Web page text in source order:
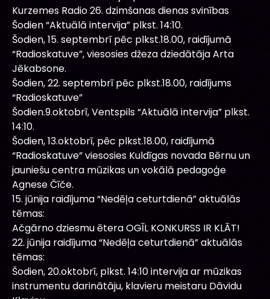
Kurzemes Radio 26. dzimšanas dienas svinības
Šodien “Aktuālā intervija” plkst. 14:10.
Šodien, 15. septembrī pēc plkst.18.00, raidījumā
“Radioskatuve”, viesosies džeza dziedātāja Arta
Jēkabsone.
Šodien, 22. septembrī pēc plkst.18.00, raidījums
“Radioskatuve”
Šodien.9.oktobrī, Ventspils “Aktuālā intervija” plkst.
14:10.
Šodien, 13.oktobrī, pēc plkst.18.00, raidījumā
“Radioskatuve” viesosies Kuldīgas novada Bērnu un
jauniešu centra mūzikas un vokālā pedagoģe
Agnese Čīče.
15. jūnija raidījuma “Nedēļa ceturtdienā” aktuālās
tēmas:
Ačgārno dziesmu ētera OGĪL KONKURSS IR KLĀT!
22. jūnija raidījuma “Nedēļa ceturtdienā” aktuālās
tēmas:
Šodien, 20.oktobrī, plkst. 14:10 intervija ar mūzikas
instrumentu darinātāju, klavieru meistaru Dāvidu